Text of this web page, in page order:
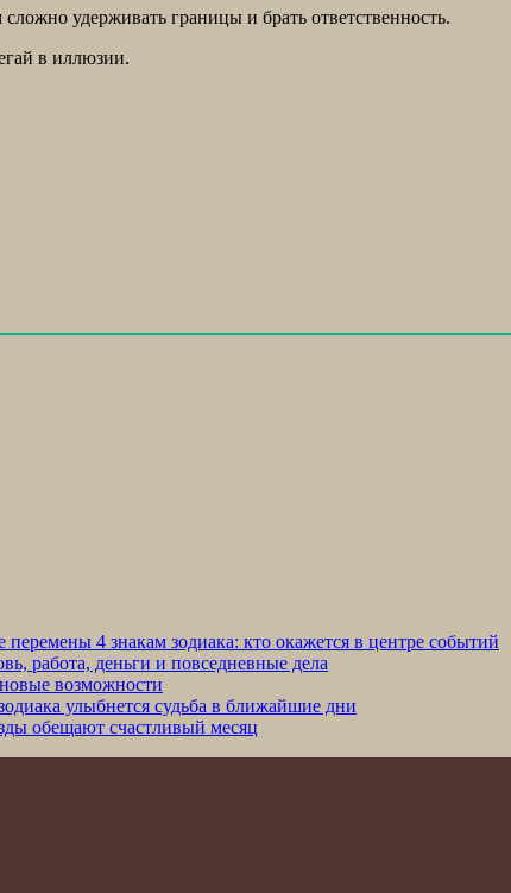
удерживать границы и брать ответственность.
в иллюзии.
4 знакам зодиака: кто окажется в центре событий
работа, деньги и повседневные дела
возможности
улыбнется судьба в ближайшие дни
обещают счастливый месяц